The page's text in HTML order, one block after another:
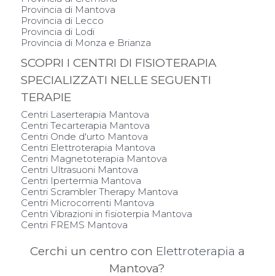
Provincia di Mantova
Provincia di Lecco
Provincia di Lodi
Provincia di Monza e Brianza
SCOPRI I CENTRI DI FISIOTERAPIA
SPECIALIZZATI NELLE SEGUENTI
TERAPIE
Centri Laserterapia Mantova
Centri Tecarterapia Mantova
Centri Onde d'urto Mantova
Centri Elettroterapia Mantova
Centri Magnetoterapia Mantova
Centri Ultrasuoni Mantova
Centri Ipertermia Mantova
Centri Scrambler Therapy Mantova
Centri Microcorrenti Mantova
Centri Vibrazioni in fisioterpia Mantova
Centri FREMS Mantova
Cerchi un centro con Elettroterapia a
Mantova?